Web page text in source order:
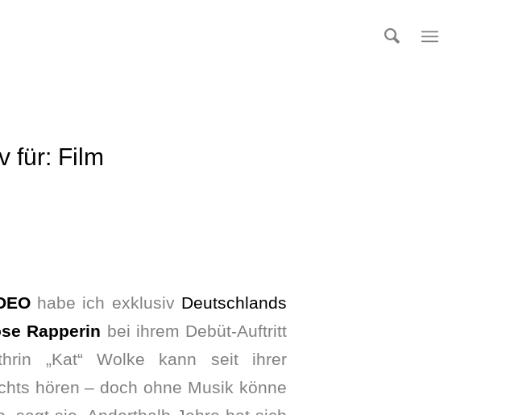
für: Film
habe ich exklusiv Deutschlands
Rapperin bei ihrem Debüt-Auftritt
„Kat“ Wolke kann seit ihrer
hören – doch ohne Musik könne